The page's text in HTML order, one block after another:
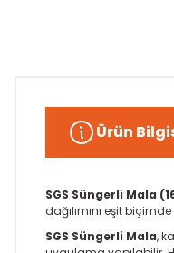
Ürün
SGS Süngerli Mala
dağılımını eşit
SGS Süngerli Mala,